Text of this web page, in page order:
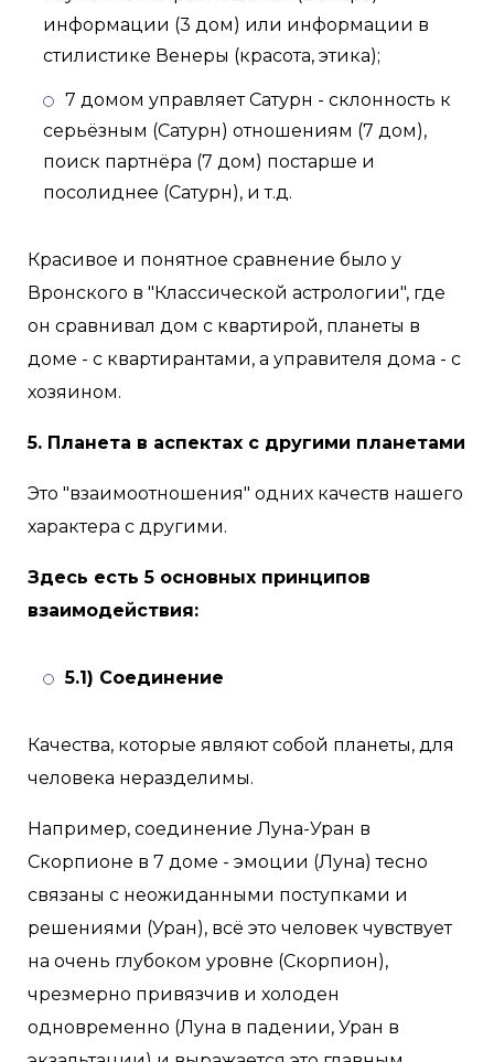
информации (3 дом) или информации в
стилистике Венеры (красота, этика);
7 домом управляет Сатурн - склонность к
серьёзным (Сатурн) отношениям (7 дом),
поиск партнёра (7 дом) постарше и
посолиднее (Сатурн), и т.д.
Красивое и понятное сравнение было у
Вронского в "Классической астрологии", где
он сравнивал дом с квартирой, планеты в
доме - с квартирантами, а управителя дома - с
хозяином.
5. Планета в аспектах с другими планетами
Это "взаимоотношения" одних качеств нашего
характера с другими.
Здесь есть 5 основных принципов
взаимодействия:
5.1) Соединение
Качества, которые являют собой планеты, для
человека неразделимы.
Например, соединение Луна-Уран в
Скорпионе в 7 доме - эмоции (Луна) тесно
связаны с неожиданными поступками и
решениями (Уран), всё это человек чувствует
на очень глубоком уровне (Скорпион),
чрезмерно привязчив и холоден
одновременно (Луна в падении, Уран в